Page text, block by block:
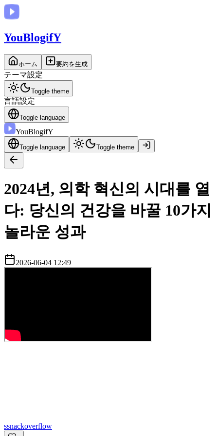
YouBlogifY
ホーム 要約を生成
テーマ設定
Toggle theme
言語設定
Toggle language
YouBlogifY
Toggle language Toggle theme
2024년, 의학 혁신의 시대를 열
다: 당신의 건강을 바꿀 10가지
놀라운 성과
2026-06-04 12:49
ssnackoverflow